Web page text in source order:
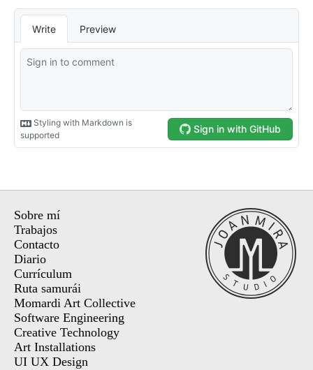
Sobre mí
Trabajos
Contacto
Diario
Currículum
Ruta samurái
Momardi Art Collective
Software Engineering
Creative Technology
Art Installations
UI UX Design